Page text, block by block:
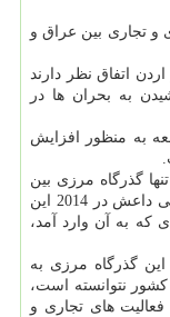
تجاری بین عراق و
اتفاق نظر دارند
به بحران ها در
به منظور افزایش
گذرگاه مرزی بین
دو كشور است كه پس از حمله گروه تروریستی داعش در 2014 این
كه به آن وارد آمد،
این گذرگاه مرزی به
كشور نتوانسته است،
فعالیت های تجاری و